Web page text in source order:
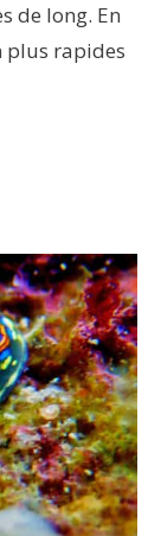
de long. En
plus rapides